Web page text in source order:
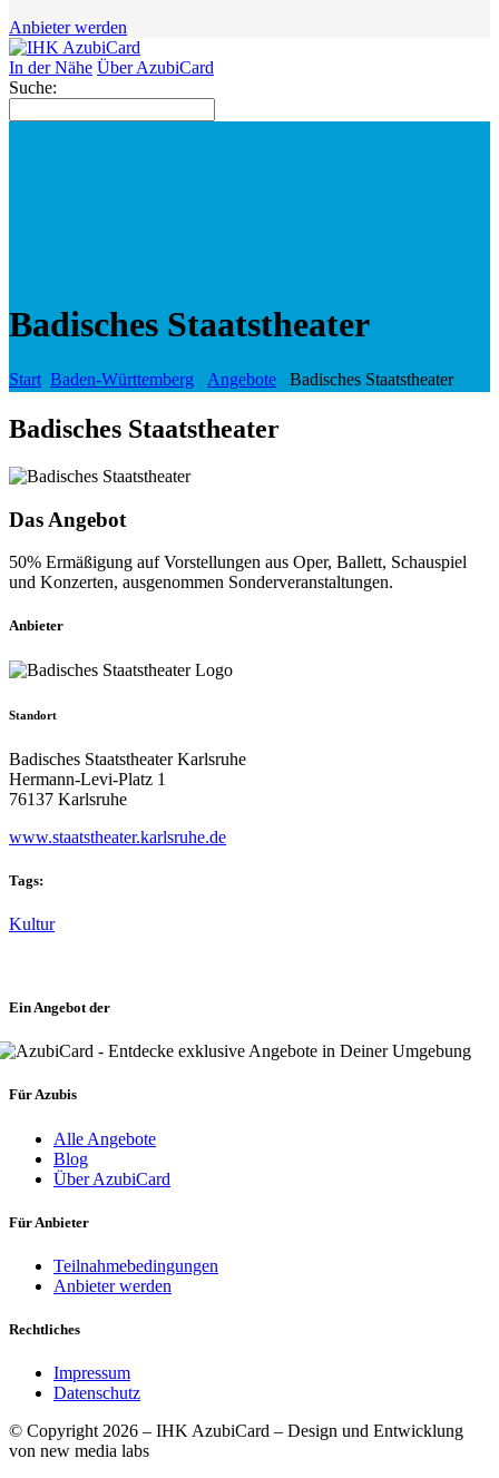
Anbieter werden
In der Nähe Über AzubiCard
Suche:
Badisches Staatstheater
Start Baden-Württemberg Angebote Badisches Staatstheater
Badisches Staatstheater
Das Angebot
50% Ermäßigung auf Vorstellungen aus Oper, Ballett, Schauspiel
und Konzerten, ausgenommen Sonderveranstaltungen.
Anbieter
Standort
Badisches Staatstheater Karlsruhe
Hermann-Levi-Platz 1
76137 Karlsruhe
www.staatstheater.karlsruhe.de
Tags:
Kultur
Ein Angebot der
Für Azubis
Alle Angebote
Blog
Über AzubiCard
Für Anbieter
Teilnahmebedingungen
Anbieter werden
Rechtliches
Impressum
Datenschutz
© Copyright 2026 – IHK AzubiCard – Design und Entwicklung
von new media labs